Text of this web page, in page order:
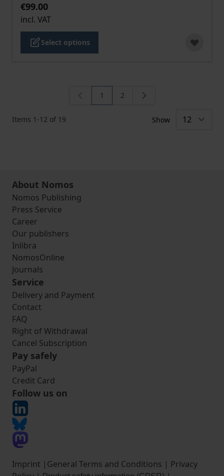
€99.00
incl. VAT
Select options
Items 1 -12 of 19
You're currently reading page
1 Page
2
Show
About Nomos
Nomos Publishing
Press Service
Career
Our publishers
Inlibra
NomosOnline
Journals
Service
Delivery and Payment
Contact
FAQ
Right of Withdrawal
Cancel Subscription
Pay safely
PayPal
Credit Card
Follow us on
Imprint | General Terms and Conditions | Privacy